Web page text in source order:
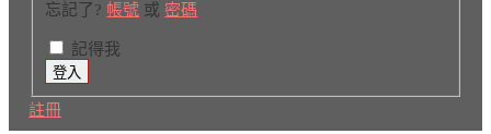
忘記了? 帳號 或 密碼
記得我
註冊